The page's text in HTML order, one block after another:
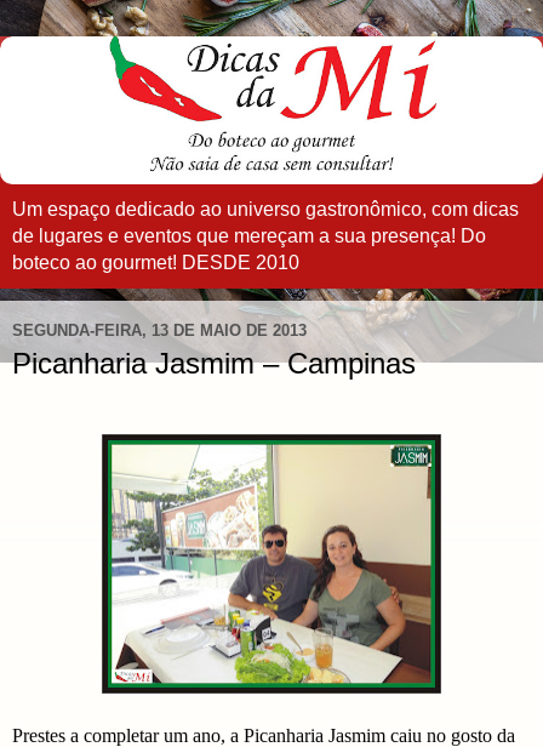
Um espaço dedicado ao universo gastronômico, com dicas
de lugares e eventos que mereçam a sua presença! Do
boteco ao gourmet! DESDE 2010
SEGUNDA-FEIRA, 13 DE MAIO DE 2013
Picanharia Jasmim – Campinas
Prestes a completar um ano, a Picanharia Jasmim caiu no gosto da